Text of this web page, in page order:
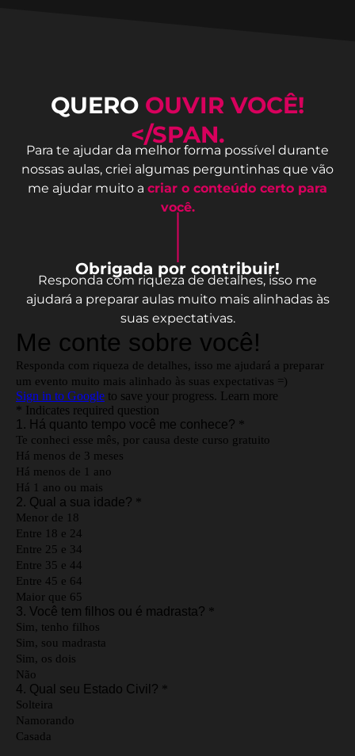
QUERO OUVIR VOCÊ!
</SPAN.
Para te ajudar da melhor forma possível durante
nossas aulas, criei algumas perguntinhas que vão
me ajudar muito a criar o conteúdo certo para
você.
Obrigada por contribuir!
Responda com riqueza de detalhes, isso me
ajudará a preparar aulas muito mais alinhadas às
suas expectativas.